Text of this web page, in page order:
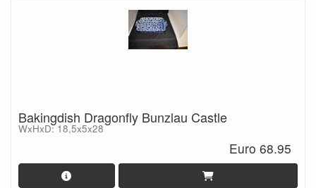
Bakingdish Dragonfly Bunzlau Castle
WxHxD: 18,5x5x28
Euro 68.95